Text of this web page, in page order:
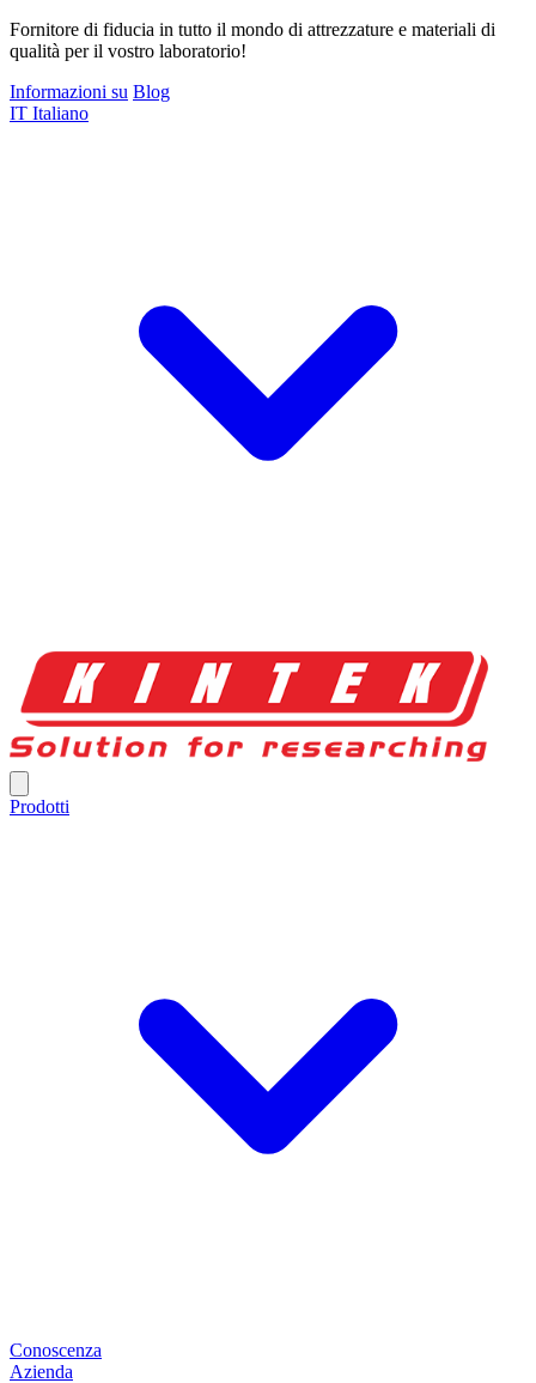
Fornitore di fiducia in tutto il mondo di attrezzature e materiali di
qualità per il vostro laboratorio!
Informazioni su Blog
IT Italiano
Prodotti
Conoscenza
Azienda